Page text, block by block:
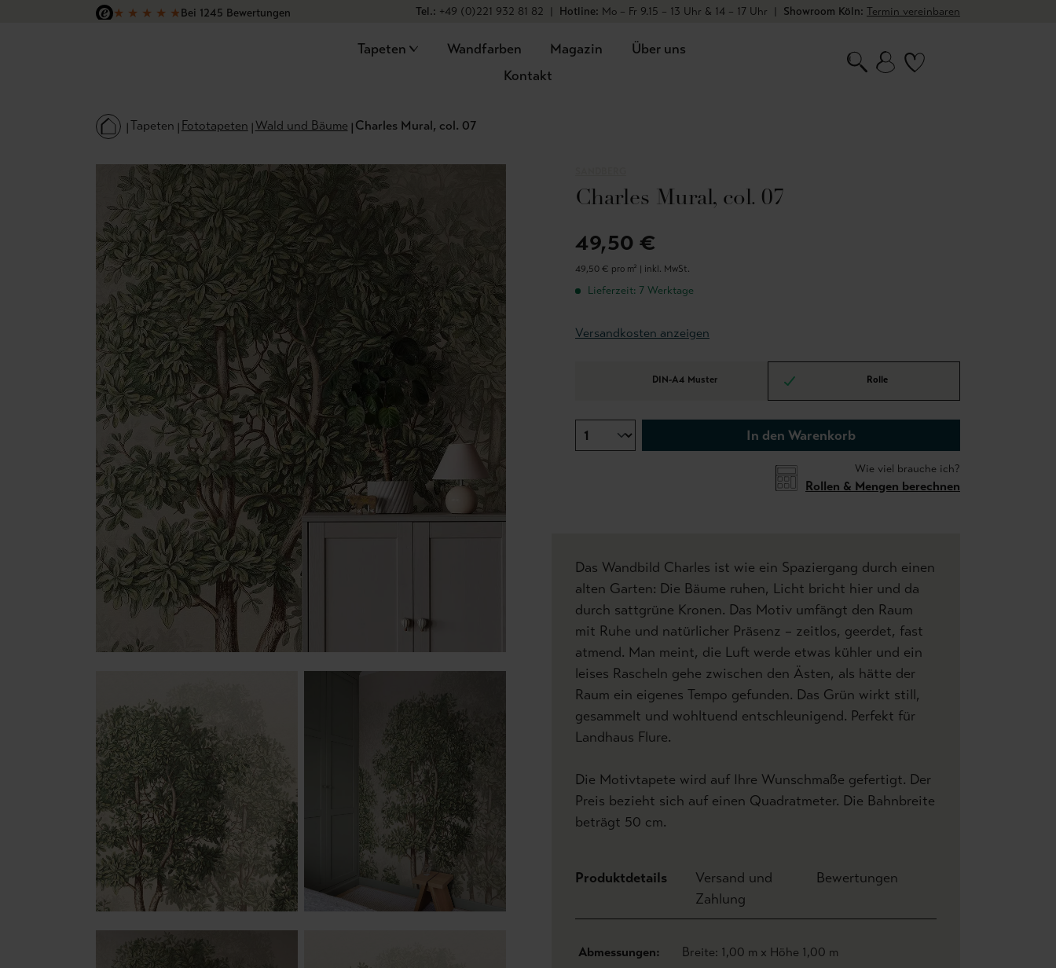
Hauptinhalt springen
Zur Suche springen
Zur Hauptnavigation springen
★ ★ ★ ★ ★Bei 1245 Bewertungen
Tel.: +49 (0)221 932 81 82 | Hotline: Mo – Fr 9.15 – 13 Uhr & 14 – 17 Uhr | Showroom Köln: Termin vereinbaren
Tapeten Wandfarben Magazin
Über uns
Kontakt
Tapeten Fototapeten Wald und Bäume Charles Mural, col. 07
Charles Mural, col. 07
49,50 €
49,50 € pro m² | inkl. MwSt.
Lieferzeit: 7 Werktage
Versandkosten anzeigen
DIN-A4 Muster Rolle
In den Warenkorb
Wie viel brauche ich?
Rollen & Mengen berechnen
Das Wandbild Charles ist wie ein Spaziergang durch einen
alten Garten: Die Bäume ruhen, Licht bricht hier und da
durch sattgrüne Kronen. Das Motiv umfängt den Raum
mit Ruhe und natürlicher Präsenz – zeitlos, geerdet, fast
atmend. Man meint, die Luft werde etwas kühler und ein
leises Rascheln gehe zwischen den Ästen, als hätte der
Raum ein eigenes Tempo gefunden. Das Grün wirkt still,
gesammelt und wohltuend entschleunigend. Perfekt für
Landhaus Flure.
Die Motivtapete wird auf Ihre Wunschmaße gefertigt. Der
Preis bezieht sich auf einen Quadratmeter. Die Bahnbreite
beträgt 50 cm.
Produktdetails
Versand und
Zahlung
Bewertungen
Abmessungen:
Breite: 1,00 m x Höhe 1,00 m